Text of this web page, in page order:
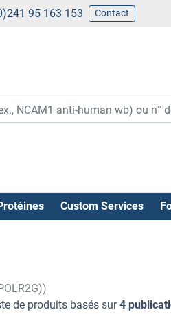
95 163 153 Contact
Custom Services
de produits basés sur4